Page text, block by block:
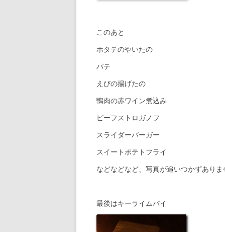
このあと
ホタテのやいたの
パテ
えびの揚げたの
鴨肉の赤ワイン煮込み
ビーフストロガノフ
スライダーバーガー
スイートポテトフライ
などなどなど、写真が追いつかずあり
最後はキーライムパイ